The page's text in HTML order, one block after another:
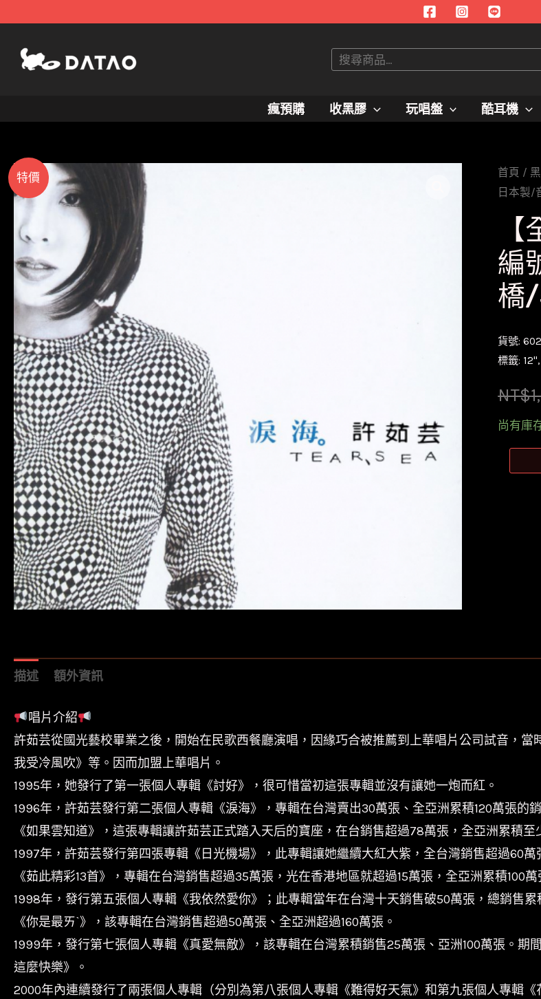
搜
瘋預購 收黑膠 玩唱盤 酷耳機
特價 首頁 /
日本製/
編
橋
貨號:
標籤: 12'',
NT$
尚有庫
日
音
數
量
描述 額外資訊
唱片介紹
許茹芸從國光藝校畢業之後，開始在民歌西餐廳演唱，因緣巧合被推薦到上華唱片公司試音，
我受冷風吹》等。因而加盟上華唱片。
1995年，她發行了第一張個人專輯《討好》，很可惜當初這張專輯並沒有讓她一炮而紅。
1996年，許茹芸發行第二張個人專輯《淚海》，專輯在台灣賣出30萬張、全亞洲累積120萬張
《如果雲知道》，這張專輯讓許茹芸正式踏入天后的寶座，在台銷售超過78萬張，全亞洲累積
1997年，許茹芸發行第四張專輯《日光機場》，此專輯讓她繼續大紅大紫，全台灣銷售超過60
《茹此精彩13首》，專輯在台灣銷售超過35萬張，光在香港地區就超過15萬張，全亞洲累積100萬
1998年，發行第五張個人專輯《我依然愛你》；此專輯當年在台灣十天銷售破50萬張，總銷售
《你是最ㄞˋ》，該專輯在台灣銷售超過50萬張、全亞洲超過160萬張。
1999年，發行第七張個人專輯《真愛無敵》，該專輯在台灣累積銷售25萬張、亞洲100萬張。
這麼快樂》。
2000年內連續發行了兩張個人專輯（分別為第八張個人專輯《難得好天氣》和第九張個人專輯